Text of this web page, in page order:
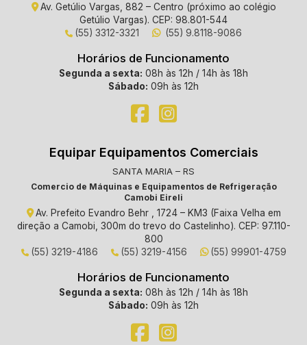
Av. Getúlio Vargas, 882 – Centro (próximo ao colégio
Getúlio Vargas). CEP: 98.801-544
(55) 3312-3321
(55) 9.8118-9086
Horários de Funcionamento
Segunda a sexta: 08h às 12h / 14h às 18h
Sábado: 09h às 12h
Equipar Equipamentos Comerciais
SANTA MARIA – RS
Comercio de Máquinas e Equipamentos de Refrigeração
Camobi Eireli
Av. Prefeito Evandro Behr , 1724 – KM3 (Faixa Velha em
direção a Camobi, 300m do trevo do Castelinho). CEP: 97.110-
800
(55) 3219-4186
(55) 3219-4156 (55) 99901-4759
Horários de Funcionamento
Segunda a sexta: 08h às 12h / 14h às 18h
Sábado: 09h às 12h